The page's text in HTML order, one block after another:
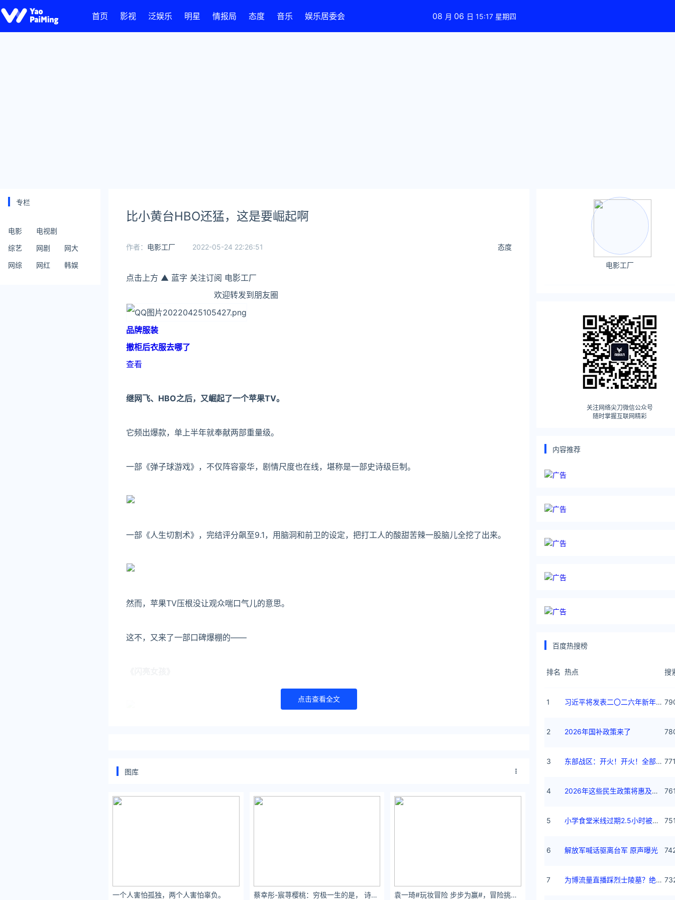
首页 影视 泛娱乐 明星 情报局 态度 音乐 娱乐居委会 08 月 06 日 15:17 星期四
专栏
电影
电视剧
综艺
网剧
网大
网综
网红 韩娱
​比小黄台HBO还猛，这是要崛起啊
态度
作者： 电影工厂 2022-05-24 22:26:51
点击上方 ▲ 蓝字 关注订阅 电影工厂
欢迎转发到朋友圈
品牌服装
撤柜后衣服去哪了
查看
继网飞、HBO之后，又崛起了一个苹果TV。
它频出爆款，单上半年就奉献两部重量级。
一部《弹子球游戏》，不仅阵容豪华，剧情尺度也在线，堪称是一部史诗级巨制。
一部《人生切割术》，完结评分飙至9.1，用脑洞和前卫的设定，把打工人的酸甜苦辣一股脑儿全挖了出来。
然而，苹果TV压根没让观众喘口气儿的意思。
这不，又来了一部口碑爆棚的——
怕是90%的人都会与它擦肩而过。
但是真错过就损失大了，要知道，它是网友口中的“神剧”；
点击查看全文
图库
一个人害怕孤独，两个人害怕辜负。 蔡幸彤-宸荨樱桃：穷极一生的是， 诗和远方，温柔和月光。 袁一琦#玩妆冒险 步步为赢#，冒险挑战已接收！
电影工厂
关注网络尖刀微信公众号
随时掌握互联网精彩
内容推荐
百度热搜榜
排名 热点 搜
1 习近平将发表二〇二六年新年贺词
2 2026年国补政策来了
3 东部战区：开火！开火！全部命中！
4 2026年这些民生政策将惠及百姓
5 小学食堂米线过期2.5小时被罚5万
6 解放军喊话驱离台军 原声曝光
7 为博流量直播踩烈士陵墓？绝不姑息